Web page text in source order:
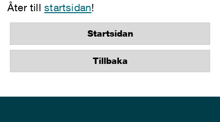
Åter tillstartsidan!
Startsidan
Tillbaka